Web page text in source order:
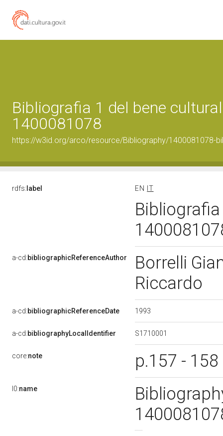
Bibliografia 1 del bene
1400081078
https://w3id.org/arco/resource/Bibliography/1400081078-
rdfs: label EN IT
a-cd:bibliographicReferenceAuthor
Borrelli
Riccardo
a-cd:bibliographicReferenceDate 1993
a-cd:bibliographyLocalIdentifier S1710001
core:note p.157 - 158
l0:name